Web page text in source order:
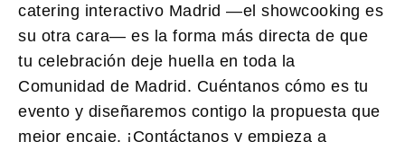
catering interactivo Madrid —el showcooking es
su otra cara— es la forma más directa de que
tu celebración deje huella en toda la
Comunidad de Madrid. Cuéntanos cómo es tu
evento y diseñaremos contigo la propuesta que
mejor encaje. ¡Contáctanos y empieza a